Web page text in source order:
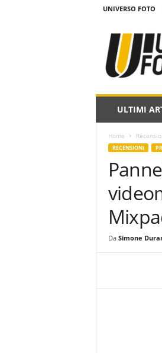
UNIVERSO FOTO
t
ULTIMI
Home
RECENSIONI
Da Simone